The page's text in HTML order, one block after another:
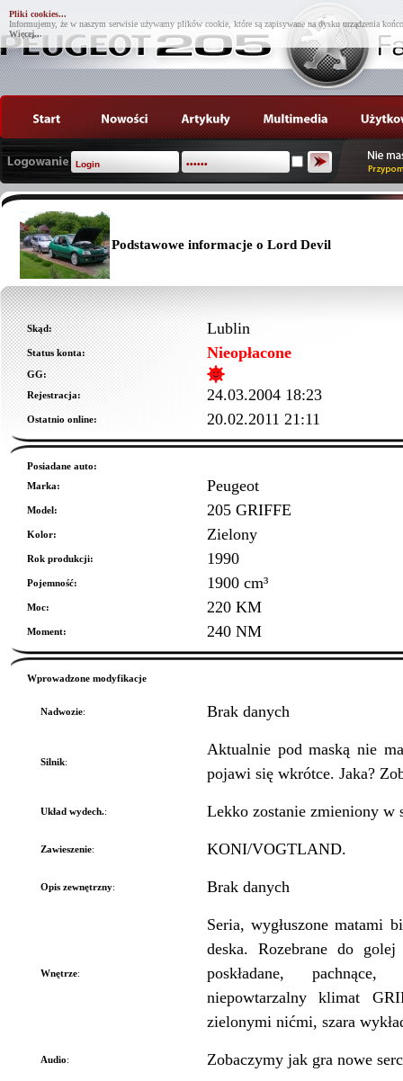
Pliki cookies...
Informujemy, że w naszym serwisie używamy plików cookie, które są zapisywane na dysku urządzenia
Więcej...
Podstawowe informacje o Lord Devil
Skąd: Lublin
Status konta: Nieopłacone
GG:
Rejestracja:
24.03.2004 18:23
Ostatnio online: 20.02.2011 21:11
Posiadane auto:
Marka:
Peugeot
Model: 205 GRIFFE
Kolor: Zielony
Rok produkcji: 1990
Pojemność: 1900 cm³
Moc: 220 KM
Moment: 240 NM
Wprowadzone modyfikacje
Nadwozie: Brak danych
Silnik:
Aktualnie pod maską nie
pojawi się wkrótce. Jaka?
Układ wydech.: Lekko zostanie zmieniony w
Zawieszenie: KONI/VOGTLAND.
Opis zewnętrzny: Brak danych
Wnętrze:
Seria, wygłuszone matami
deska. Rozebrane do
poskładane,
niepowtarzalny klimat
zielonymi nićmi, szara
Audio: Zobaczymy jak gra nowe